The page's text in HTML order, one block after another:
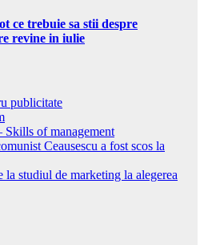
ce trebuie sa stii despre
revine in iulie
publicitate
Skills of management
Ceausescu a fost scos la
studiul de marketing la alegerea